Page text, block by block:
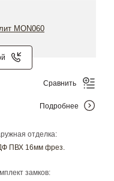
отделка:
ПВХ 16мм фрез.
замков:
Сравнить
Подробнее